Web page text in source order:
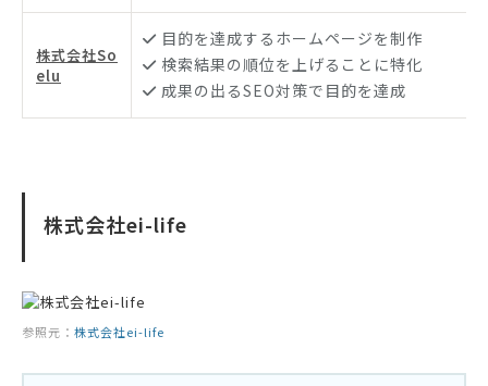
株式会社So
elu
目的を達成するホームページを制作
検索結果の順位を上げることに特化
成果の出るSEO対策で目的を達成
株式会社ei-life
参照元： 株式会社ei-life